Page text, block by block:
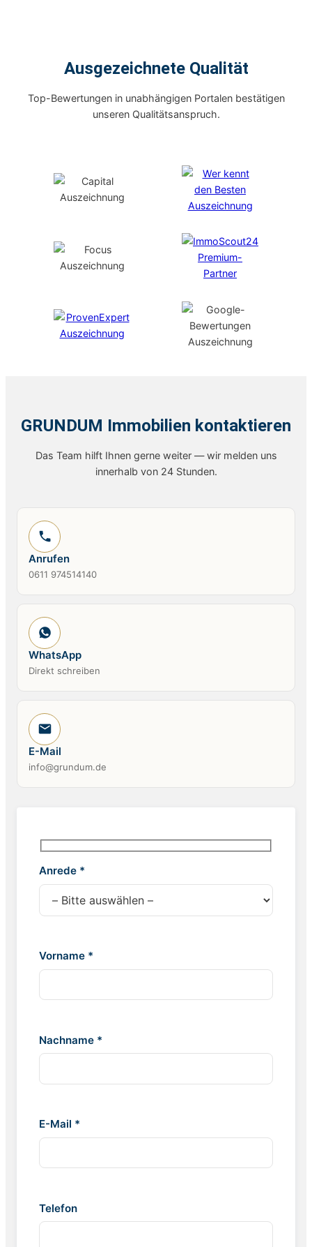
Ausgezeichnete Qualität
Top-Bewertungen in unabhängigen Portalen bestätigen
unseren Qualitätsanspruch.
GRUNDUM Immobilien kontaktieren
Das Team hilft Ihnen gerne weiter — wir melden uns
innerhalb von 24 Stunden.
Anrufen
0611 974514140
WhatsApp
Direkt schreiben
E-Mail
info@grundum.de
Anrede *
Vorname *
Nachname *
E-Mail *
Telefon